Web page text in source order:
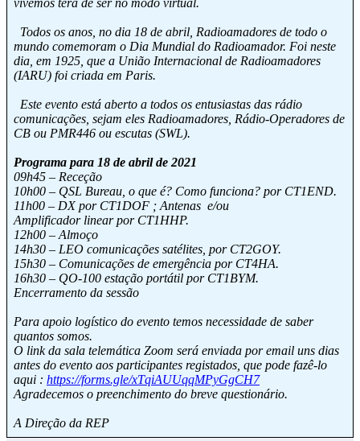
vivemos terá de ser no modo virtual.
Todos os anos, no dia 18 de abril, Radioamadores de todo o
mundo comemoram o Dia Mundial do Radioamador. Foi neste
dia, em 1925, que a União Internacional de Radioamadores
(IARU) foi criada em Paris.
Este evento está aberto a todos os entusiastas das rádio
comunicações, sejam eles Radioamadores, Rádio-Operadores de
CB ou PMR446 ou escutas (SWL).
Programa para 18 de abril de 2021
09h45 – Receção
10h00 – QSL Bureau, o que é? Como funciona? por CT1END.
11h00 – DX por CT1DOF ; Antenas e/ou
Amplificador linear por CT1HHP.
12h00 – Almoço
14h30 – LEO comunicações satélites, por CT2GOY.
15h30 – Comunicações de emergência por CT4HA.
16h30 – QO-100 estação portátil por CT1BYM.
Encerramento da sessão
Para apoio logístico do evento temos necessidade de saber
quantos somos.
O link da sala telemática Zoom será enviada por email uns dias
antes do evento aos participantes registados, que pode fazê-lo
aqui : https://forms.gle/xTqiAUUqqMPyGgCH7
Agradecemos o preenchimento do breve questionário.
A Direção da REP